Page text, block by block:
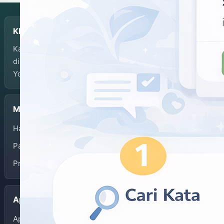
KBJI
Kamus Bahasa Jawa-Indonesia dikembangkan dan
dikelola oleh Balai Bahasa Provinsi Daerah Istimewa
Yogyakarta.
Menu
Halaman Depan
Panduan Penggunaan
Privacy Policy
Aplikasi
App Store